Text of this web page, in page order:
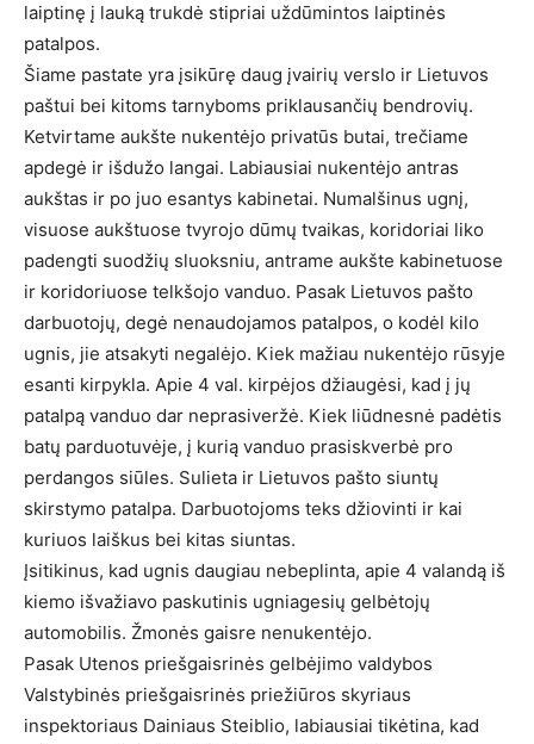
laiptinę į lauką trukdė stipriai uždūmintos laiptinės
patalpos.
Šiame pastate yra įsikūrę daug įvairių verslo ir Lietuvos
paštui bei kitoms tarnyboms priklausančių bendrovių.
Ketvirtame aukšte nukentėjo privatūs butai, trečiame
apdegė ir išdužo langai. Labiausiai nukentėjo antras
aukštas ir po juo esantys kabinetai. Numalšinus ugnį,
visuose aukštuose tvyrojo dūmų tvaikas, koridoriai liko
padengti suodžių sluoksniu, antrame aukšte kabinetuose
ir koridoriuose telkšojo vanduo. Pasak Lietuvos pašto
darbuotojų, degė nenaudojamos patalpos, o kodėl kilo
ugnis, jie atsakyti negalėjo. Kiek mažiau nukentėjo rūsyje
esanti kirpykla. Apie 4 val. kirpėjos džiaugėsi, kad į jų
patalpą vanduo dar neprasiveržė. Kiek liūdnesnė padėtis
batų parduotuvėje, į kurią vanduo prasiskverbė pro
perdangos siūles. Sulieta ir Lietuvos pašto siuntų
skirstymo patalpa. Darbuotojoms teks džiovinti ir kai
kuriuos laiškus bei kitas siuntas.
Įsitikinus, kad ugnis daugiau nebeplinta, apie 4 valandą iš
kiemo išvažiavo paskutinis ugniagesių gelbėtojų
automobilis. Žmonės gaisre nenukentėjo.
Pasak Utenos priešgaisrinės gelbėjimo valdybos
Valstybinės priešgaisrinės priežiūros skyriaus
inspektoriaus Dainiaus Steiblio, labiausiai tikėtina, kad